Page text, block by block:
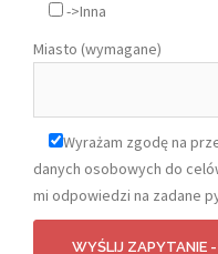
->Inna
Miasto (wymagane)
Wyrażam zgodę na
danych osobowych do
mi odpowiedzi na zadane